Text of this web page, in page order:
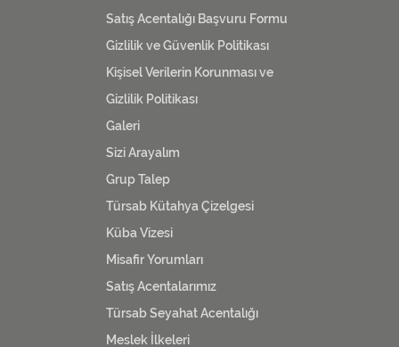
Satış Acentalığı Başvuru Formu
Gizlilik ve Güvenlik Politikası
Kişisel Verilerin Korunması ve
Gizlilik Politikası
Galeri
Sizi Arayalım
Grup Talep
Türsab Kütahya Çizelgesi
Küba Vizesi
Misafir Yorumları
Satış Acentalarımız
Türsab Seyahat Acentalığı
Meslek İlkeleri